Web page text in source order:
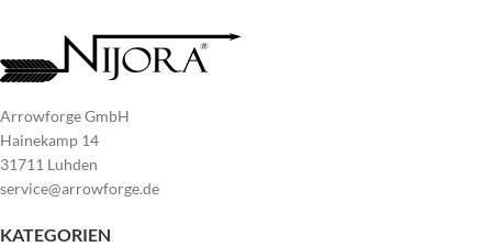
Arrowforge GmbH
Hainekamp 14
31711 Luhden
service@arrowforge.de
KATEGORIEN